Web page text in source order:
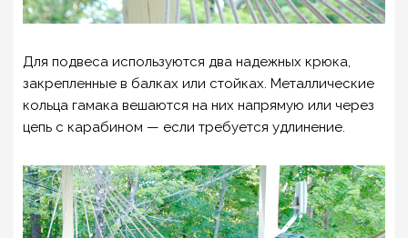
Для подвеса используются два надежных крюка,
закрепленные в балках или стойках. Металлические
кольца гамака вешаются на них напрямую или через
цепь с карабином — если требуется удлинение.